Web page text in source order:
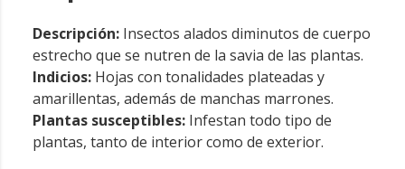
Descripción:Insectos alados diminutos de cuerpo
estrecho que se nutren de la savia de las plantas.
Indicios:Hojas con tonalidades plateadas y
amarillentas, además de manchas marrones.
Plantas susceptibles:Infestan todo tipo de
plantas, tanto de interior como de exterior.